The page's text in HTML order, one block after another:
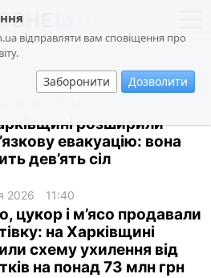
відправляти вам сповіщення про
Заборонити Дозволити
суспільство
події
техно
спорт
лонгріди
2026
розширили
евакуацію: вона
дев’ять сіл
2026 11:40
цукор і м’ясо продавали
на Харківщині
схему ухилення від
на понад 73 млн грн